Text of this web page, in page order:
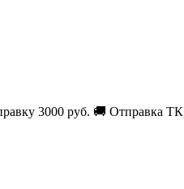
3000 руб. 🚚 Отправка